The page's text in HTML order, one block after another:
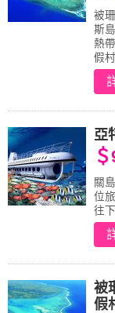
被
斯
熱
假村
亞
關
位
往
被
假